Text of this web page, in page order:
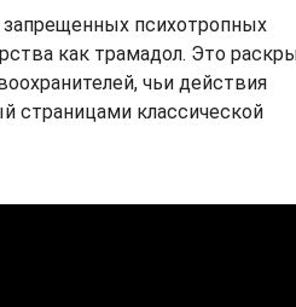
запрещенных психотропных
как трамадол. Это
чьи действия
страницами классической